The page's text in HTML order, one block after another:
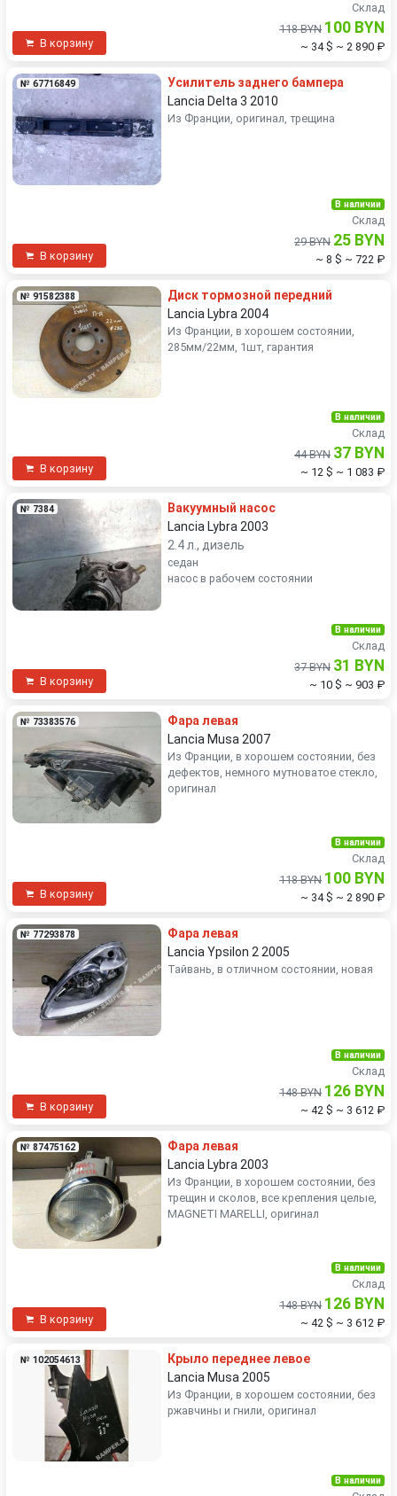
В корзину
Склад
118 BYN 100 BYN
~ 34 $ ~ 2 890 ₽
№ 67716849
Усилитель заднего бампера
Lancia Delta 3 2010
Из Франции, оригинал, трещина
В корзину
В наличии
Склад
29 BYN 25 BYN
~ 8 $ ~ 722 ₽
№ 91582388
Диск тормозной передний
Lancia Lybra 2004
Из Франции, в хорошем состоянии,
285мм/22мм, 1шт, гарантия
В корзину
В наличии
Склад
44 BYN 37 BYN
~ 12 $ ~ 1 083 ₽
№ 7384
Вакуумный насос
Lancia Lybra 2003
2.4 л., дизель
седан
насос в рабочем состоянии
В корзину
В наличии
Склад
37 BYN 31 BYN
~ 10 $ ~ 903 ₽
№ 73383576
Фара левая
Lancia Musa 2007
Из Франции, в хорошем состоянии, без
дефектов, немного мутноватое стекло,
оригинал
В корзину
В наличии
Склад
118 BYN 100 BYN
~ 34 $ ~ 2 890 ₽
№ 77293878
Фара левая
Lancia Ypsilon 2 2005
Тайвань, в отличном состоянии, новая
В корзину
В наличии
Склад
148 BYN 126 BYN
~ 42 $ ~ 3 612 ₽
№ 87475162
Фара левая
Lancia Lybra 2003
Из Франции, в хорошем состоянии, без
трещин и сколов, все крепления целые,
MAGNETI MARELLI, оригинал
В корзину
В наличии
Склад
148 BYN 126 BYN
~ 42 $ ~ 3 612 ₽
№ 102054613
Крыло переднее левое
Lancia Musa 2005
Из Франции, в хорошем состоянии, без
ржавчины и гнили, оригинал
В наличии